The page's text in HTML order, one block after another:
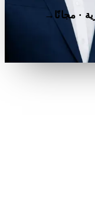
مجانًا→